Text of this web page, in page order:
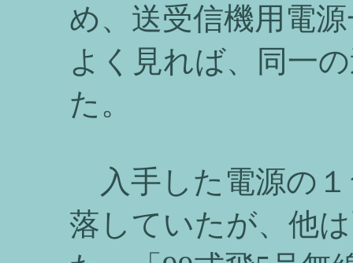
め、送受信機用電
よく見れば、同一
た。
入手した電源の１
落していたが、他